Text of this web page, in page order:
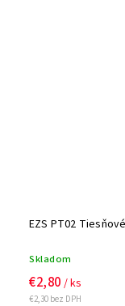
EZS PT02
Skladom
€2,30 bez DPH
€2,80 / ks